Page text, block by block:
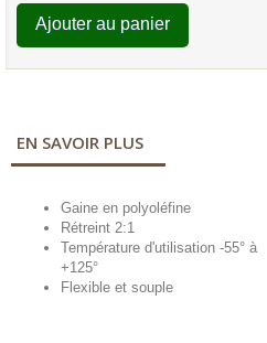
Ajouter au panier
EN SAVOIR PLUS
Gaine en polyoléfine
Rétreint 2:1
Température d'utilisation -55° à
+125°
Flexible et souple